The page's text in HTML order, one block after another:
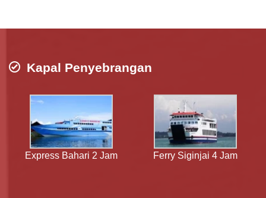
Kapal Penyebrangan
Express Bahari 2 Jam Ferry Siginjai 4 Jam